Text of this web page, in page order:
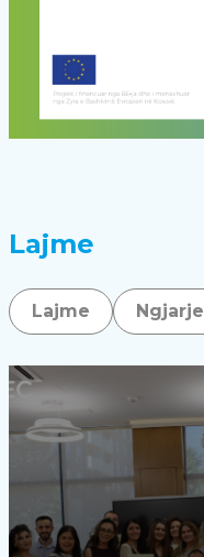
Lajme
Lajme Ngjarje